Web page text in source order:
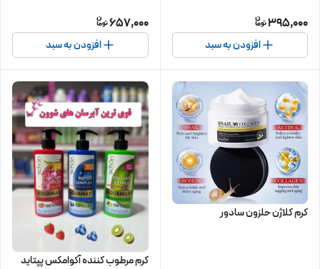
395,000
افزودن به سبد
657,000
افزودن به سبد
کرم کلاژن حلزون سادور
کرم مرطوب کننده آکوامکس پپتاید